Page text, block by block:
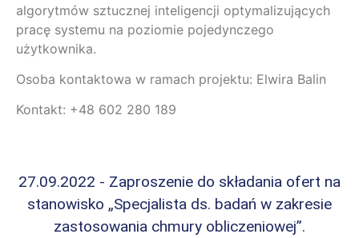
algorytmów sztucznej inteligencji optymalizujących
pracę systemu na poziomie pojedynczego
użytkownika.
Osoba kontaktowa w ramach projektu: Elwira Balin
Kontakt: +48 602 280 189
27.09.2022 - Zaproszenie do składania ofert na
stanowisko „Specjalista ds. badań w zakresie
zastosowania chmury obliczeniowej”.